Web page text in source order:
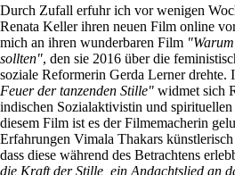
Durch Zufall erfuhr ich vor wenigen
Renata Keller ihren neuen Film online
mich an ihren wunderbaren Film
sollten", den sie 2016 über die
soziale Reformerin Gerda Lerner drehte.
Feuer der tanzenden Stille" widmet sich
indischen Sozialaktivistin und
diesem Film ist es der Filmemacherin
Erfahrungen Vimala Thakars
dass diese während des Betrachtens
die Kraft der Stille, ein Andachtslied an